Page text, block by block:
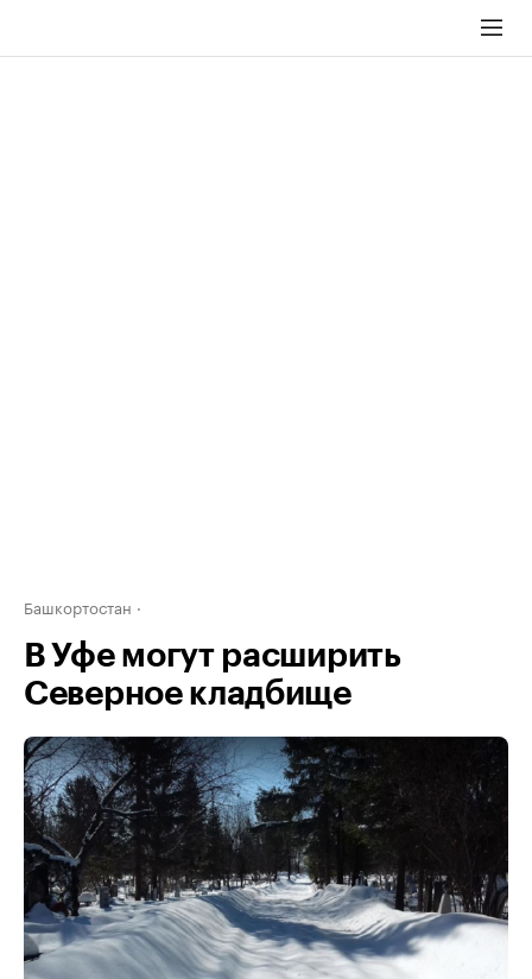
Башкортостан
В Уфе могут расширить
Северное кладбище